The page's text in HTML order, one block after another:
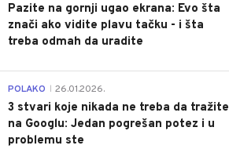
Pazite na gornji ugao ekrana: Evo šta
znači ako vidite plavu tačku - i šta
treba odmah da uradite
POLAKO 26.01.2026.
3 stvari koje nikada ne treba da tražite
na Googlu: Jedan pogrešan potez i u
problemu ste